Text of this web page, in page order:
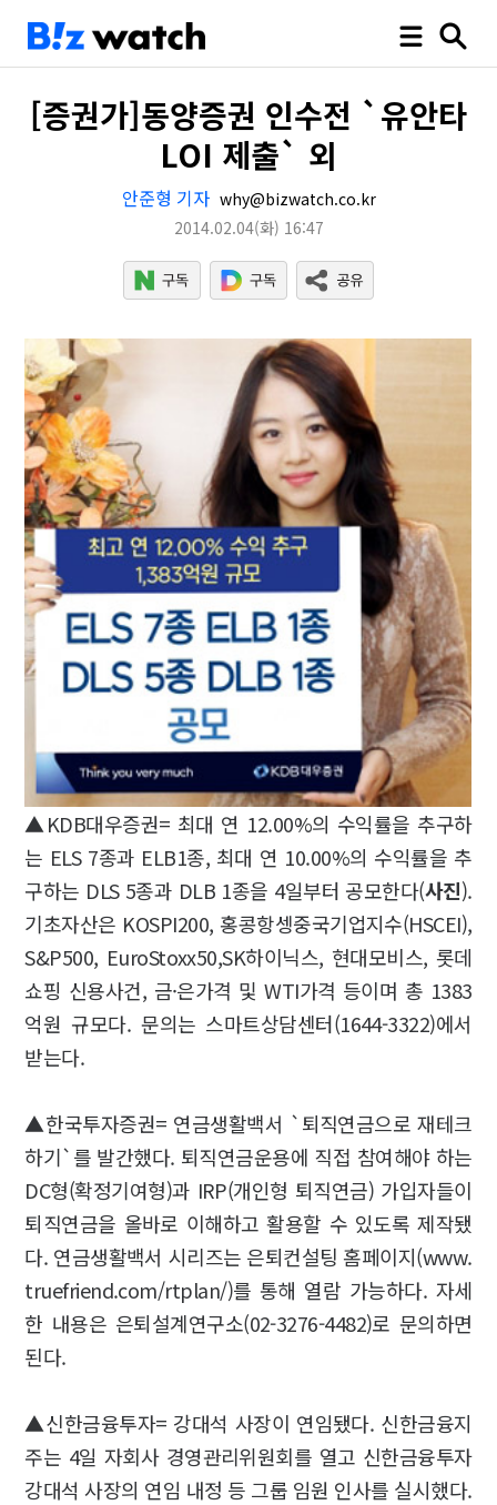
[증권가]동양증권 인수전 `유안타
LOI 제출` 외
안준형 기자 why@bizwatch.co.kr
2014.02.04(화) 16:47
▲KDB대우증권= 최대 연 12.00%의 수익률을 추구하
는 ELS 7종과 ELB1종, 최대 연 10.00%의 수익률을 추
구하는 DLS 5종과 DLB 1종을 4일부터 공모한다(사진).
기초자산은 KOSPI200, 홍콩항셍중국기업지수(HSCEI),
S&P500, EuroStoxx50,SK하이닉스, 현대모비스, 롯데
쇼핑 신용사건, 금·은가격 및 WTI가격 등이며 총 1383
억원 규모다. 문의는 스마트상담센터(1644-3322)에서
받는다.
▲한국투자증권= 연금생활백서 `퇴직연금으로 재테크
하기`를 발간했다. 퇴직연금운용에 직접 참여해야 하는
DC형(확정기여형)과 IRP(개인형 퇴직연금) 가입자들이
퇴직연금을 올바로 이해하고 활용할 수 있도록 제작됐
다. 연금생활백서 시리즈는 은퇴컨설팅 홈페이지(www.
truefriend.com/rtplan/)를 통해 열람 가능하다. 자세
한 내용은 은퇴설계연구소(02-3276-4482)로 문의하면
된다.
▲신한금융투자= 강대석 사장이 연임됐다. 신한금융지
주는 4일 자회사 경영관리위원회를 열고 신한금융투자
강대석 사장의 연임 내정 등 그룹 임원 인사를 실시했다.